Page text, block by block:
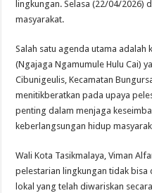
Air
lingkungan. Selasa (22/04/2026)
masyarakat.
Salah satu agenda utama adalah
(Ngajaga Ngamumule Hulu Cai)
Cibunigeulis, Kecamatan
menitikberatkan pada upaya
penting dalam menjaga
keberlangsungan hidup
Wali Kota Tasikmalaya, Viman
pelestarian lingkungan tidak
lokal yang telah diwariskan